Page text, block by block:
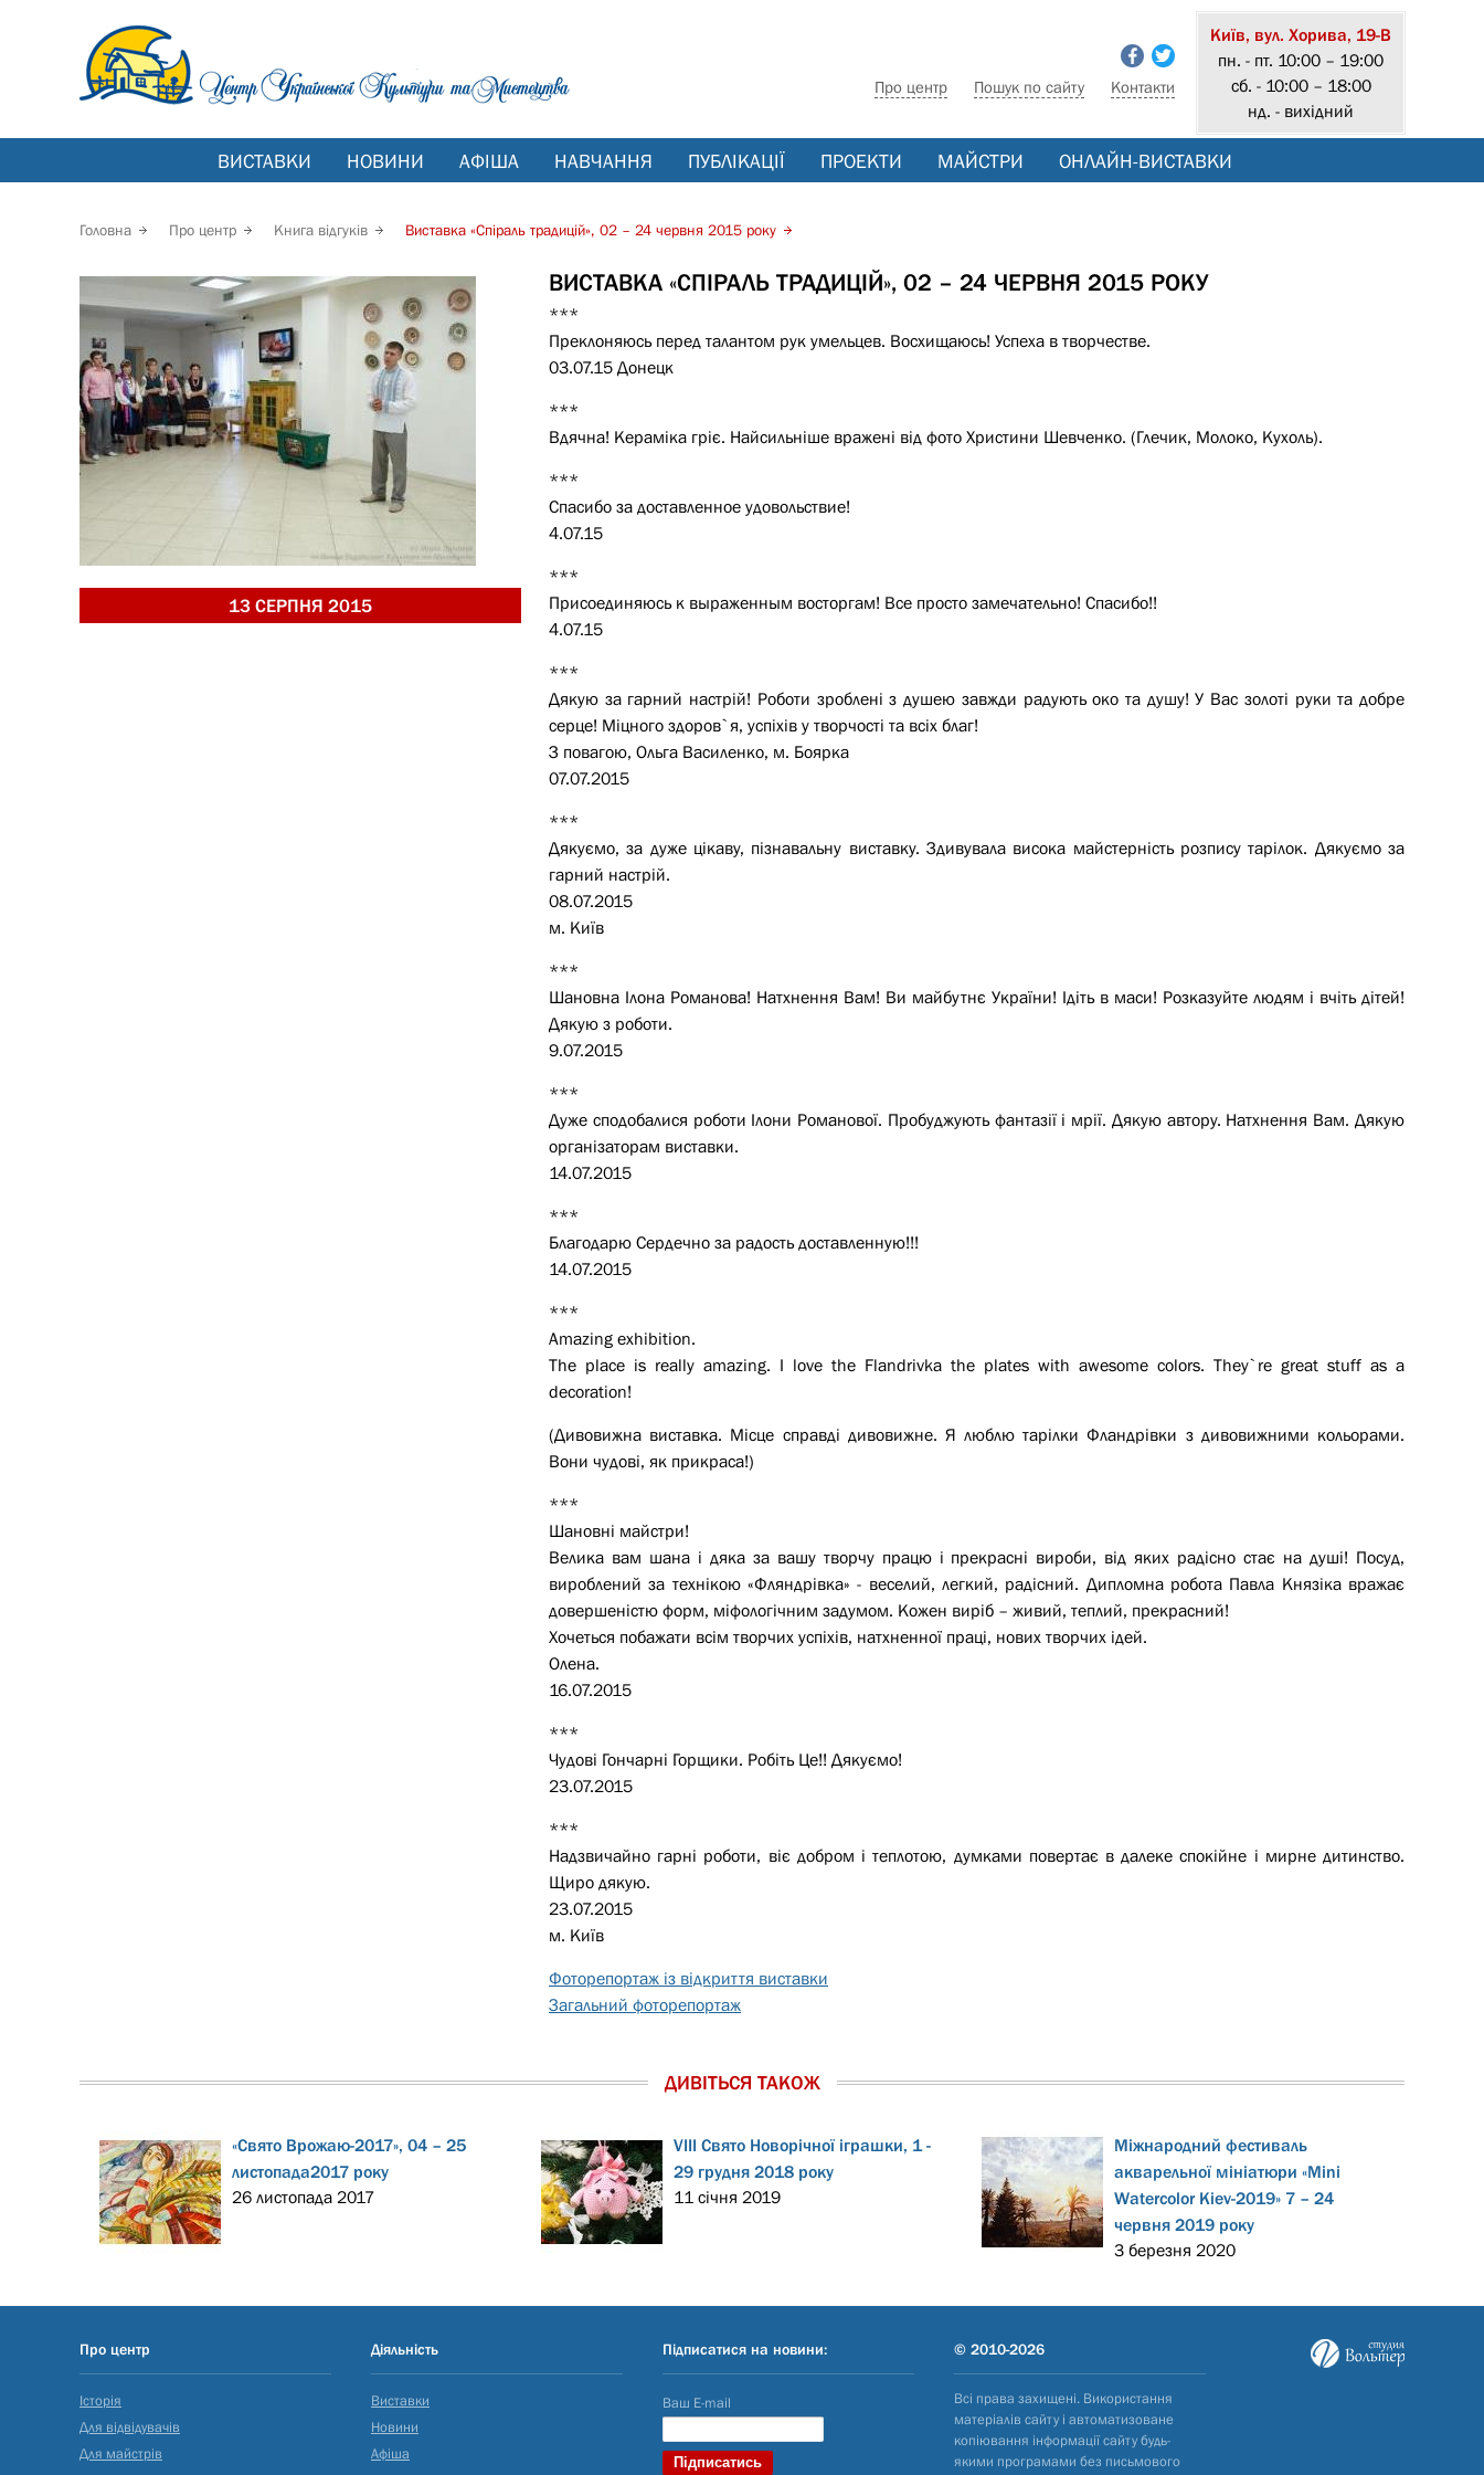
Про центр Пошук по сайту Контакти
Київ, вул. Хорива, 19-В
пн. - пт. 10:00 – 19:00
сб. - 10:00 – 18:00
нд. - вихідний
ВИСТАВКИ НОВИНИ АФІША НАВЧАННЯ ПУБЛІКАЦІЇ ПРОЕКТИ МАЙСТРИ ОНЛАЙН-ВИСТАВКИ
Головна Про центр Книга відгуків Виставка «Спіраль традицій», 02 – 24 червня 2015 року
13 СЕРПНЯ 2015
ВИСТАВКА «СПІРАЛЬ ТРАДИЦІЙ», 02 – 24 ЧЕРВНЯ 2015 РОКУ
***
Преклоняюсь перед талантом рук умельцев. Восхищаюсь! Успеха в творчестве.
03.07.15 Донецк
***
Вдячна! Кераміка гріє. Найсильніше вражені від фото Христини Шевченко. (Глечик, Молоко, Кухоль).
***
Спасибо за доставленное удовольствие!
4.07.15
***
Присоединяюсь к выраженным восторгам! Все просто замечательно! Спасибо!!
4.07.15
***
Дякую за гарний настрій! Роботи зроблені з душею завжди радують око та душу! У Вас золоті руки та добре
серце! Міцного здоров`я, успіхів у творчості та всіх благ!
З повагою, Ольга Василенко, м. Боярка
07.07.2015
***
Дякуємо, за дуже цікаву, пізнавальну виставку. Здивувала висока майстерність розпису тарілок. Дякуємо за
гарний настрій.
08.07.2015
м. Київ
***
Шановна Ілона Романова! Натхнення Вам! Ви майбутнє України! Ідіть в маси! Розказуйте людям і вчіть дітей!
Дякую з роботи.
9.07.2015
***
Дуже сподобалися роботи Ілони Романової. Пробуджують фантазії і мрії. Дякую автору. Натхнення Вам. Дякую
організаторам виставки.
14.07.2015
***
Благодарю Сердечно за радость доставленную!!!
14.07.2015
***
Amazing exhibition.
The place is really amazing. I love the Flandrivka the plates with awesome colors. They`re great stuff as a
decoration!
(Дивовижна виставка. Місце справді дивовижне. Я люблю тарілки Фландрівки з дивовижними кольорами.
Вони чудові, як прикраса!)
***
Шановні майстри!
Велика вам шана і дяка за вашу творчу працю і прекрасні вироби, від яких радісно стає на душі! Посуд,
вироблений за технікою «Фляндрівка» - веселий, легкий, радісний. Дипломна робота Павла Князіка вражає
довершеністю форм, міфологічним задумом. Кожен виріб – живий, теплий, прекрасний!
Хочеться побажати всім творчих успіхів, натхненної праці, нових творчих ідей.
Олена.
16.07.2015
***
Чудові Гончарні Горщики. Робіть Це!! Дякуємо!
23.07.2015
***
Надзвичайно гарні роботи, віє добром і теплотою, думками повертає в далеке спокійне і мирне дитинство.
Щиро дякую.
23.07.2015
м. Київ
Фоторепортаж із відкриття виставки
Загальний фоторепортаж
ДИВІТЬСЯ ТАКОЖ
«Свято Врожаю-2017», 04 – 25
листопада2017 року
26 листопада 2017
VІІІ Свято Новорічної іграшки, 1 -
29 грудня 2018 року
11 січня 2019
Міжнародний фестиваль
акварельної мініатюри «Mini
Watercolor Kiev-2019» 7 – 24
червня 2019 року
3 березня 2020
Про центр
Історія
Для відвідувачів
Для майстрів
Діяльність
Виставки
Новини
Афіша
Підписатися на новини:
Ваш E-mail
© 2010-2026
Всі права захищені. Використання
матеріалів сайту і автоматизоване
копіювання інформації сайту будь-
якими програмами без письмового